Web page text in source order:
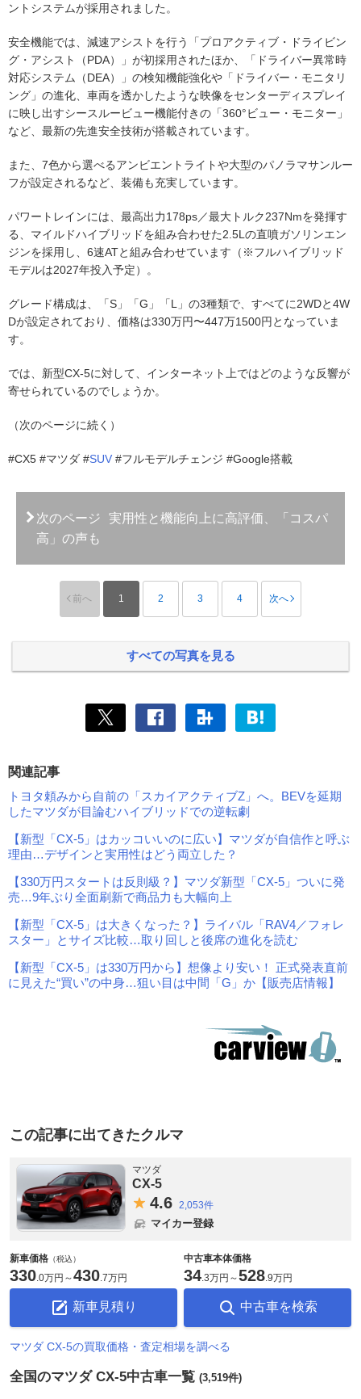
ントシステムが採用されました。
安全機能では、減速アシストを行う「プロアクティブ・ドライビン
グ・アシスト（PDA）」が初採用されたほか、「ドライバー異常時
対応システム（DEA）」の検知機能強化や「ドライバー・モニタリ
ング」の進化、車両を透かしたような映像をセンターディスプレイ
に映し出すシースルービュー機能付きの「360°ビュー・モニター」
など、最新の先進安全技術が搭載されています。
また、7色から選べるアンビエントライトや大型のパノラマサンルー
フが設定されるなど、装備も充実しています。
パワートレインには、最高出力178ps／最大トルク237Nmを発揮す
る、マイルドハイブリッドを組み合わせた2.5Lの直噴ガソリンエン
ジンを採用し、6速ATと組み合わせています（※フルハイブリッド
モデルは2027年投入予定）。
グレード構成は、「S」「G」「L」の3種類で、すべてに2WDと4W
Dが設定されており、価格は330万円〜447万1500円となっていま
す。
では、新型CX-5に対して、インターネット上ではどのような反響が
寄せられているのでしょうか。
（次のページに続く）
#CX5 #マツダ #SUV #フルモデルチェンジ #Google搭載
次のページ
実用性と機能向上に高評価、「コスパ
高」の声も
前へ 1 2 3 4 次へ
すべての写真を見る
関連記事
トヨタ頼みから自前の「スカイアクティブZ」へ。BEVを延期
したマツダが目論むハイブリッドでの逆転劇
【新型「CX-5」はカッコいいのに広い】マツダが自信作と呼ぶ
理由…デザインと実用性はどう両立した？
【330万円スタートは反則級？】マツダ新型「CX-5」ついに発
売…9年ぶり全面刷新で商品力も大幅向上
【新型「CX-5」は大きくなった？】ライバル「RAV4／フォレ
スター」とサイズ比較…取り回しと後席の進化を読む
【新型「CX-5」は330万円から】想像より安い！ 正式発表直前
に見えた“買い”の中身…狙い目は中間「G」か【販売店情報】
この記事に出てきたクルマ
マツダ
CX-5
4.6 2,053件
マイカー登録
新車価格 （税込）
330 0万円 ～430 7万円
新車見積り
中古車本体価格
34 3万円 ～528 9万円
中古車を検索
マツダ CX-5の買取価格・査定相場を調べる
全国のマツダ CX-5中古車一覧 (3,519件)